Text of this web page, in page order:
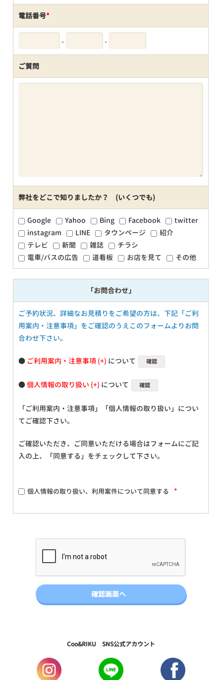
電話番号*
- -
ご質問
弊社をどこで知りましたか？ (いくつでも)
Google Yahoo Bing Facebook
twitter
instagram
LINE タウンページ
紹介
テレビ
新聞 雑誌
チラシ
電車/バスの広告
道看板 お店を見て その他
「お問合わせ」
ご予約状況、詳細なお見積りをご希望の方は、下記「ご利
用案内・注意事項」をご確認のうえこのフォームよりお問
合わせ下さい。
● ご利用案内・注意事項 について 確認
●個人情報の取り扱い について 確認
「ご利用案内・注意事項」「個人情報の取り扱い」につい
てご確認下さい。
ご確認いただき、ご同意いただける場合はフォームにご記
入の上、「同意する」をチェックして下さい。
個人情報の取り扱い、利用案件について同意する *
Coo&RIKU SNS公式アカウント